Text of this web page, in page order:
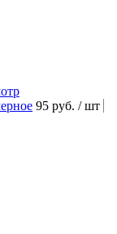
95 руб. / шт